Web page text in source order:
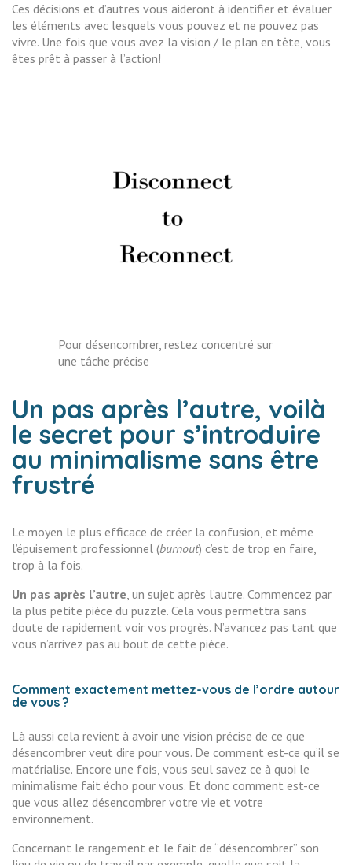
Ces décisions et d’autres vous aideront à identifier et évaluer
les éléments avec lesquels vous pouvez et ne pouvez pas
vivre. Une fois que vous avez la vision / le plan en tête, vous
êtes prêt à passer à l’action!
Pour désencombrer, restez concentré sur
une tâche précise
Un pas après l’autre, voilà
le secret pour s’introduire
au minimalisme sans être
frustré
Le moyen le plus efficace de créer la confusion, et même
l’épuisement professionnel (burnout) c’est de trop en faire,
trop à la fois.
Un pas après l’autre, un sujet après l’autre. Commencez par
la plus petite pièce du puzzle. Cela vous permettra sans
doute de rapidement voir vos progrès. N’avancez pas tant que
vous n’arrivez pas au bout de cette pièce.
Comment exactement mettez-vous de l’ordre autour
de vous ?
Là aussi cela revient à avoir une vision précise de ce que
désencombrer veut dire pour vous. De comment est-ce qu’il se
matérialise. Encore une fois, vous seul savez ce à quoi le
minimalisme fait écho pour vous. Et donc comment est-ce
que vous allez désencombrer votre vie et votre
environnement.
Concernant le rangement et le fait de “désencombrer” son